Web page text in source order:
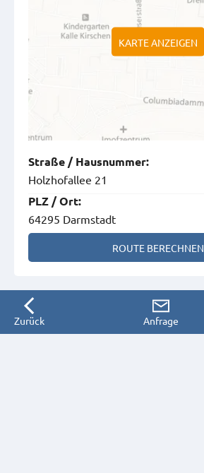
KARTE ANZEIGEN
Straße / Hausnummer:
Holzhofallee 21
PLZ /Ort:
64295 Darmstadt
ROUTE BERECHNEN
Zurück Anfrage